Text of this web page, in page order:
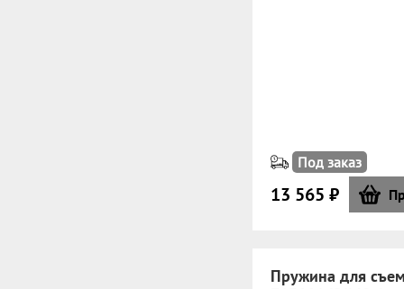
Под заказ
13 565 ₽
Пружина для